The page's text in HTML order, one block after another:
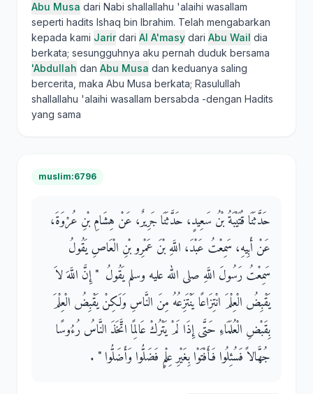
Abu Musa dari Nabi shallallahu 'alaihi wasallam
seperti hadits Ishaq bin Ibrahim. Telah mengabarkan
kepada kami Jarirdari Al A'masy dari Abu Wail dia
berkata; sesungguhnya aku pernah duduk bersama
'Abdullah dan Abu Musa dan keduanya saling
bercerita, maka Abu Musa berkata; Rasulullah
shallallahu 'alaihi wasallam bersabda -dengan Hadits
yang sama
muslim:6796
حَدَّثَنَا قُتَيْبَةُ بْنُ سَعِيدٍ، حَدَّثَنَا جَرِيرٌ، عَنْ هِشَامِ بْنِ عُرْوَةَ،
عَنْ أَبِيهِ، سَمِعْتُ عَبْدَ، اللَّهِ بْنَ عَمْرِو بْنِ الْعَاصِ يَقُولُ
سَمِعْتُ رَسُولَ اللَّهِ صلى الله عليه وسلم يَقُولُ ‏ "‏ إِنَّ اللَّهَ لاَ
يَقْبِضُ الْعِلْمَ انْتِزَاعًا يَنْتَزِعُهُ مِنَ النَّاسِ وَلَكِنْ يَقْبِضُ الْعِلْمَ
بِقَبْضِ الْعُلَمَاءِ حَتَّى إِذَا لَمْ يَتْرُكْ عَالِمًا اتَّخَذَ النَّاسُ رُءُوسًا
جُهَّالاً فَسُئِلُوا فَأَفْتَوْا بِغَيْرِ عِلْمٍ فَضَلُّوا وَأَضَلُّوا ‏"‏ ‏.‏